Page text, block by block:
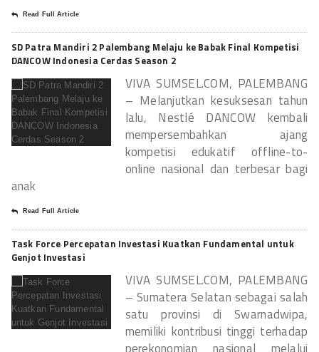
Read Full Article
SD Patra Mandiri 2 Palembang Melaju ke Babak Final Kompetisi
DANCOW Indonesia Cerdas Season 2
VIVA SUMSEL.COM, PALEMBANG
– Melanjutkan kesuksesan tahun
lalu, Nestlé DANCOW kembali
mempersembahkan ajang
kompetisi edukatif offline-to-
online nasional dan terbesar bagi
anak
Read Full Article
Task Force Percepatan Investasi Kuatkan Fundamental untuk
Genjot Investasi
VIVA SUMSEL.COM, PALEMBANG
– Sumatera Selatan sebagai salah
satu provinsi di Swarnadwipa,
memiliki kontribusi tinggi terhadap